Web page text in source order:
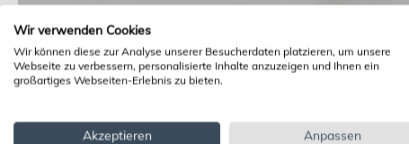
Wir verwenden Cookies
Wir können diese zur Analyse unserer Besucherdaten platzieren, um unsere
Webseite zu verbessern, personalisierte Inhalte anzuzeigen und Ihnen ein
großartiges Webseiten-Erlebnis zu bieten.
Akzeptieren Anpassen